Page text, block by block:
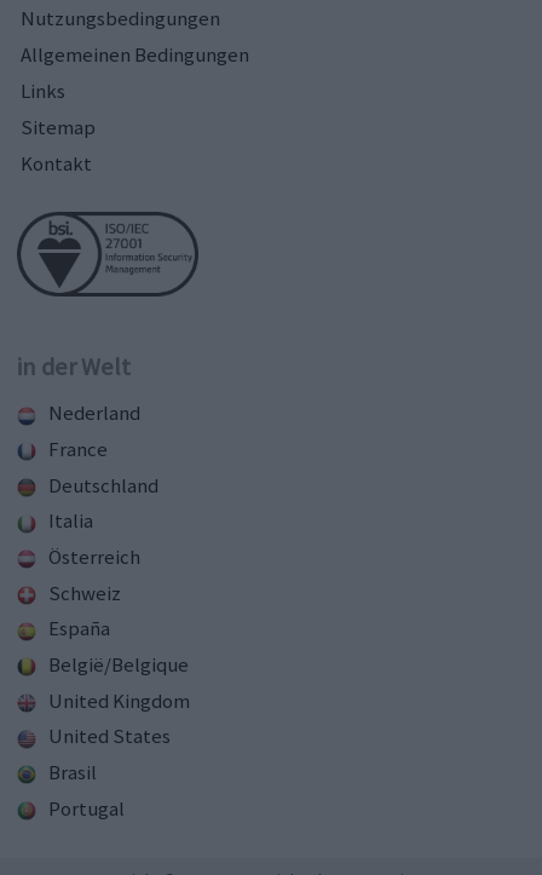
Nutzungsbedingungen
Allgemeinen Bedingungen
Links
Sitemap
Kontakt
in der Welt
Nederland
France
Deutschland
Italia
Österreich
Schweiz
España
België/Belgique
United Kingdom
United States
Brasil
Portugal